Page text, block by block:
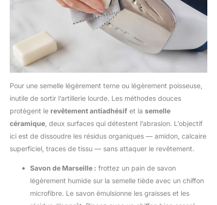
Pour une semelle légèrement terne ou légèrement poisseuse,
inutile de sortir l’artillerie lourde. Les méthodes douces
protègent le revêtement antiadhésif et la semelle
céramique , deux surfaces qui détestent l’abrasion. L’objectif
ici est de dissoudre les résidus organiques — amidon, calcaire
superficiel, traces de tissu — sans attaquer le revêtement.
Savon de Marseille : frottez un pain de savon
légèrement humide sur la semelle tiède avec un chiffon
microfibre. Le savon émulsionne les graisses et les